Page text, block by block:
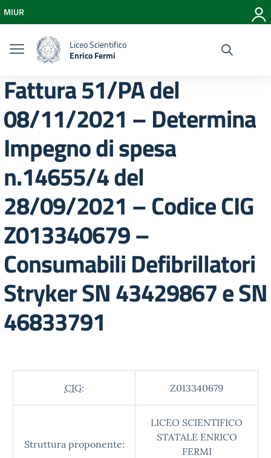
Vai al menu di navigazione
Vai al footer
MIUR
Liceo Scientifico
Enrico Fermi
Fattura 51/PA del
08/11/2021 – Determina
Impegno di spesa
n.14655/4 del
28/09/2021 – Codice CIG
Z013340679 –
Consumabili Defibrillatori
Stryker SN 43429867 e SN
46833791
CIG: Z013340679
Struttura proponente:
LICEO SCIENTIFICO
STATALE ENRICO
FERMI